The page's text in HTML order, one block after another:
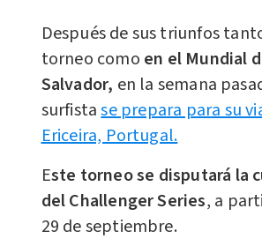
Después de sus triunfos
torneo como en el Mundial
Salvador, en la semana
surfistase prepara para su
Ericeira, Portugal.
Este torneo se disputará la
del Challenger Series, a
29 de septiembre.